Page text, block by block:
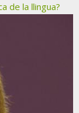
de la llingua?